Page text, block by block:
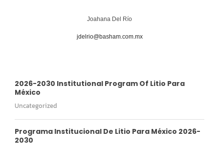
Joahana Del Río
jdelrio@basham.com.mx
2026-2030 Institutional Program Of Litio Para
México
Uncategorized
Programa Institucional De Litio Para México 2026-
2030